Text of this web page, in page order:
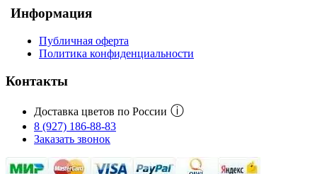
Информация
Публичная оферта
Политика конфиденциальности
Контакты
Доставка цветов по России ⓘ
8 (927) 186-88-83
Заказать звонок